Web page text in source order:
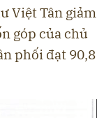
Việt Tân giảm
góp của chủ
phối đạt 90,8